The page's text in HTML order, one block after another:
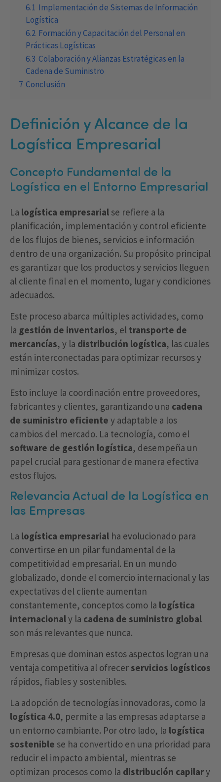
6.1 Implementación de Sistemas de Información
Logística
6.2 Formación y Capacitación del Personal en
Prácticas Logísticas
6.3 Colaboración y Alianzas Estratégicas en la
Cadena de Suministro
7 Conclusión
Definición y Alcance de la
Logística Empresarial
Concepto Fundamental de la
Logística en el Entorno Empresarial
La logística empresarial se refiere a la
planificación, implementación y control eficiente
de los flujos de bienes, servicios e información
dentro de una organización. Su propósito principal
es garantizar que los productos y servicios lleguen
al cliente final en el momento, lugar y condiciones
adecuados.
Este proceso abarca múltiples actividades, como
la gestión de inventarios, el transporte de
mercancías, y la distribución logística, las cuales
están interconectadas para optimizar recursos y
minimizar costos.
Esto incluye la coordinación entre proveedores,
fabricantes y clientes, garantizando una cadena
de suministro eficiente y adaptable a los
cambios del mercado. La tecnología, como el
software de gestión logística, desempeña un
papel crucial para gestionar de manera efectiva
estos flujos.
Relevancia Actual de la Logística en
las Empresas
La logística empresarial ha evolucionado para
convertirse en un pilar fundamental de la
competitividad empresarial. En un mundo
globalizado, donde el comercio internacional y las
expectativas del cliente aumentan
constantemente, conceptos como la logística
internacionaly la cadena de suministro global
son más relevantes que nunca.
Empresas que dominan estos aspectos logran una
ventaja competitiva al ofrecer servicios logísticos
rápidos, fiables y sostenibles.
La adopción de tecnologías innovadoras, como la
logística 4.0, permite a las empresas adaptarse a
un entorno cambiante. Por otro lado, la logística
sostenible se ha convertido en una prioridad para
reducir el impacto ambiental, mientras se
optimizan procesos como la distribución capilary